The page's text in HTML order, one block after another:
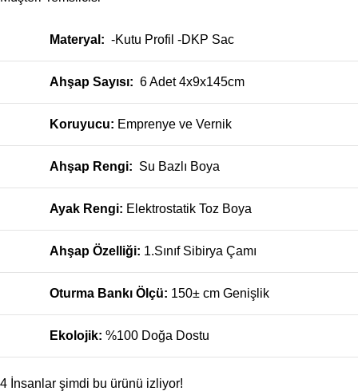
Materyal: -Kutu Profil -DKP Sac
Ahşap Sayısı: 6 Adet 4x9x145cm
Koruyucu: Emprenye ve Vernik
Ahşap Rengi: Su Bazlı Boya
Ayak Rengi: Elektrostatik Toz Boya
Ahşap Özelliği: 1.Sınıf Sibirya Çamı
Oturma Bankı Ölçü: 150± cm Genişlik
Ekolojik: %100 Doğa Dostu
4 İnsanlar şimdi bu ürünü izliyor!